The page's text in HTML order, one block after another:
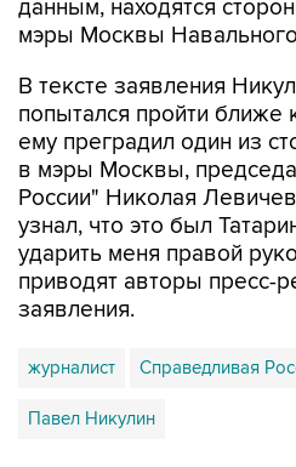
В тексте заявления
ему преградил один из
в мэры Москвы,
России" Николая
узнал, что это был
ударить меня правой
приводят авторы пресс-
заявления.
журналист
Павел Никулин